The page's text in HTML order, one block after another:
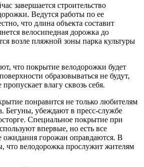
завершается строительство
Ведутся работы по ее
что длина объекта составит
велосипедная дорожка до
возле пляжной зоны парка культуры
что покрытие велодорожки будет
образовываться не будут,
влагу сквозь себя.
понравится не только любителям
Бегуны, убеждают в пресс-службе
Специальное покрытие при
впервые, но есть все
ожидания горожан оправдаются. В
что велодорожка прослужит жителям